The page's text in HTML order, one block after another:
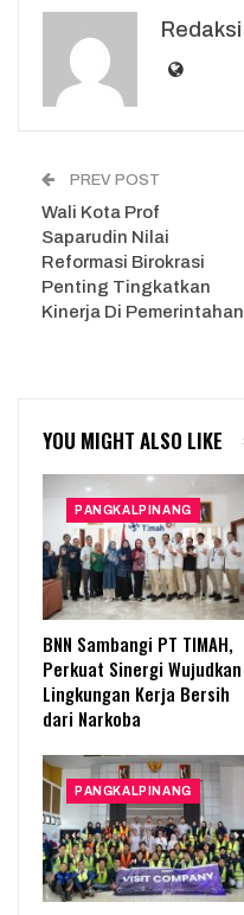
Redaksi
PREV POST
Wali Kota Prof
Saparudin Nilai
Reformasi Birokrasi
Penting Tingkatkan
Kinerja Di Pemerintahan
YOU MIGHT ALSO LIKE
PANGKALPINANG
BNN Sambangi PT TIMAH,
Perkuat Sinergi Wujudkan
Lingkungan Kerja Bersih
dari Narkoba
PANGKALPINANG